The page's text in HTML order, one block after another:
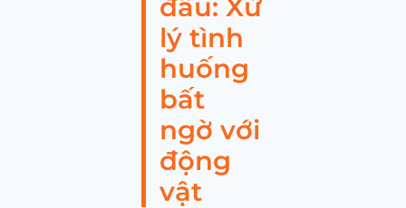
đầu: Xử
lý tình
huống
bất
ngờ với
động
vật